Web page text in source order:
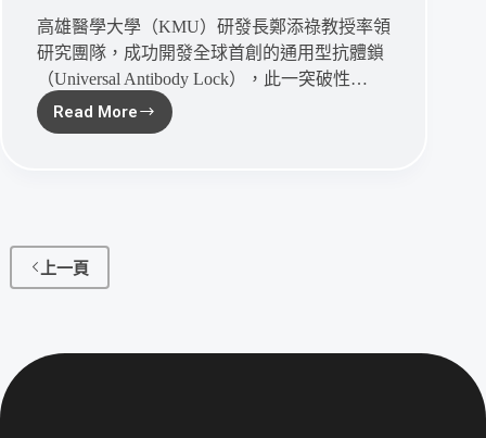
高雄醫學大學（KMU）研發長鄭添祿教授率領
研究團隊，成功開發全球首創的通用型抗體鎖
（Universal Antibody Lock），此一突破性…
Read More
高
新
鄭
上一頁